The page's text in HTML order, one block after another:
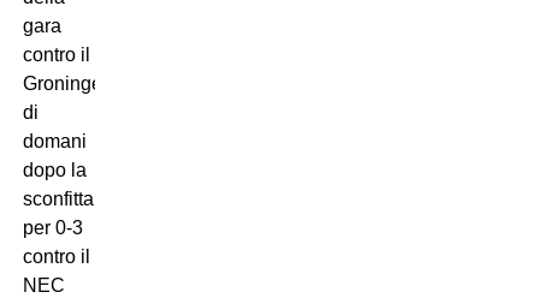
gara
contro il
Groningen
di
domani
dopo la
sconfitta
per 0-3
contro il
NEC